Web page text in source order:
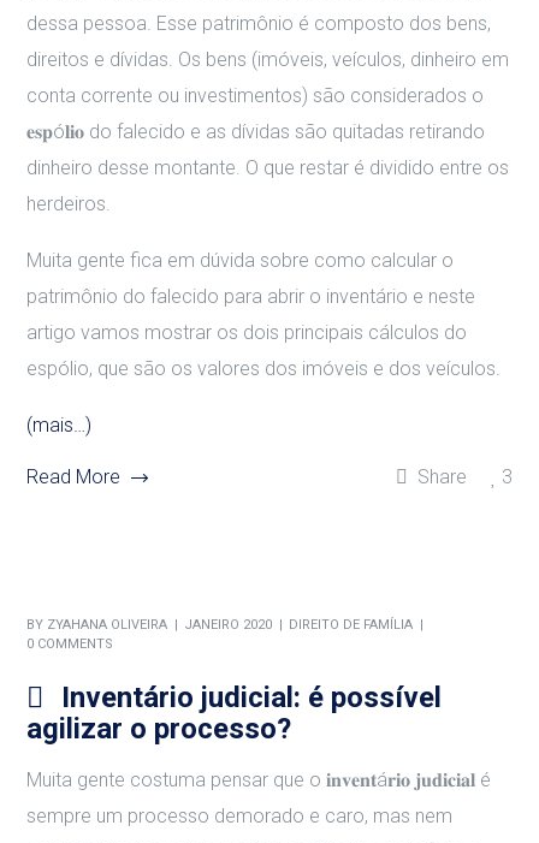
dessa pessoa. Esse patrimônio é composto dos bens,
direitos e dívidas. Os bens (imóveis, veículos, dinheiro em
conta corrente ou investimentos) são considerados o
𝐞𝐬𝐩ó𝐥𝐢𝐨 do falecido e as dívidas são quitadas retirando
dinheiro desse montante. O que restar é dividido entre os
herdeiros.
Muita gente fica em dúvida sobre como calcular o
patrimônio do falecido para abrir o inventário e neste
artigo vamos mostrar os dois principais cálculos do
espólio, que são os valores dos imóveis e dos veículos.
(mais…)
Read More Share 3
BY ZYAHANA OLIVEIRA JANEIRO 2020
DIREITO DE FAMÍLIA
0 COMMENTS
Inventário judicial: é possível
agilizar o processo?
Muita gente costuma pensar que o 𝐢𝐧𝐯𝐞𝐧𝐭á𝐫𝐢𝐨 𝐣𝐮𝐝𝐢𝐜𝐢𝐚𝐥 é
sempre um processo demorado e caro, mas nem